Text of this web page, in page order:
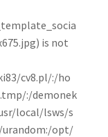
is not
cv8.pl/:/ho
:/demonek
local/lsws/s
urandom:/opt/